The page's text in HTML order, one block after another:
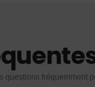
questions fréquemment